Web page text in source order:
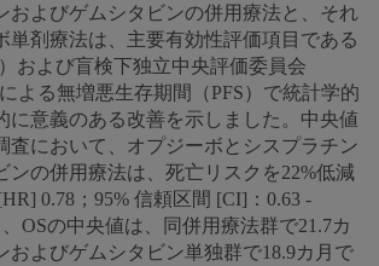
およびゲムシタビンの併用療法と、それ
単剤療法は、主要有効性評価項目である
および盲検下独立中央評価委員会
よる無増悪生存期間（PFS）で統計学的
に意義のある改善を示しました。中央値
査において、オプジーボとシスプラチン
ンの併用療法は、死亡リスクを22%低減
0.78；95% 信頼区間 [CI]：0.63 -
、OSの中央値は、同併用療法群で21.7カ
およびゲムシタビン単独群で18.9カ月で